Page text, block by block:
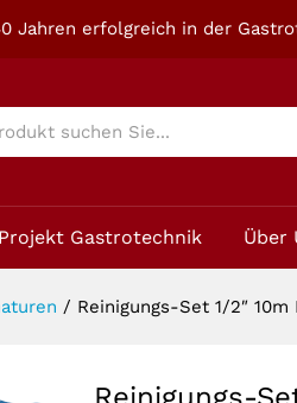
Jahren erfolgreich in der
Projekt Gastrotechnik Über
/ Reinigungs-Set 1/2″ 10m